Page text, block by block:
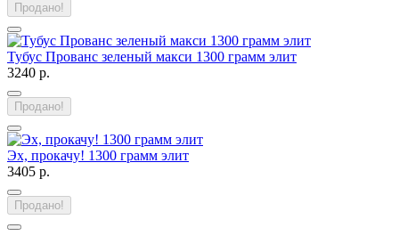
Продано!
Тубус Прованс зеленый макси 1300 грамм элит
3240 р.
Продано!
Эх, прокачу! 1300 грамм элит
3405 р.
Продано!